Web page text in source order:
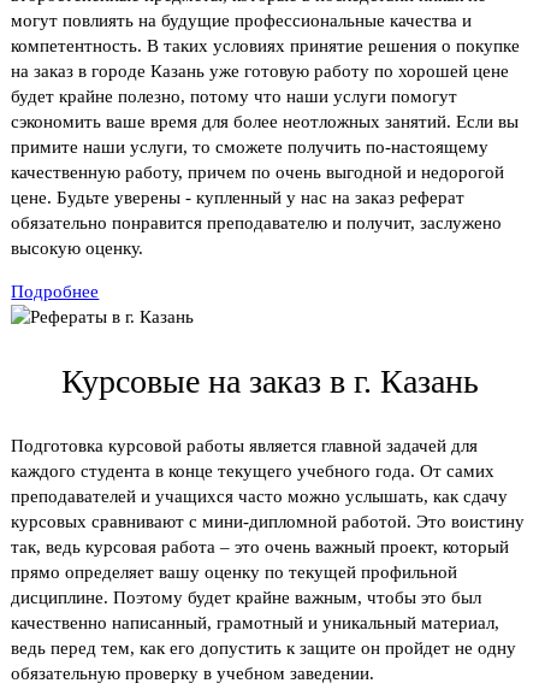
могут повлиять на будущие профессиональные качества и
компетентность. В таких условиях принятие решения о покупке
на заказ в городе Казань уже готовую работу по хорошей цене
будет крайне полезно, потому что наши услуги помогут
сэкономить ваше время для более неотложных занятий. Если вы
примите наши услуги, то сможете получить по-настоящему
качественную работу, причем по очень выгодной и недорогой
цене. Будьте уверены - купленный у нас на заказ реферат
обязательно понравится преподавателю и получит, заслужено
высокую оценку.
Подробнее
Курсовые на заказ в г. Казань
Подготовка курсовой работы является главной задачей для
каждого студента в конце текущего учебного года. От самих
преподавателей и учащихся часто можно услышать, как сдачу
курсовых сравнивают с мини-дипломной работой. Это воистину
так, ведь курсовая работа – это очень важный проект, который
прямо определяет вашу оценку по текущей профильной
дисциплине. Поэтому будет крайне важным, чтобы это был
качественно написанный, грамотный и уникальный материал,
ведь перед тем, как его допустить к защите он пройдет не одну
обязательную проверку в учебном заведении.